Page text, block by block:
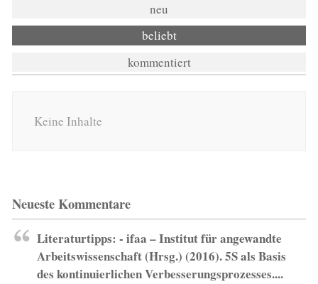
neu
beliebt
kommentiert
Keine Inhalte
Neueste Kommentare
Literaturtipps: - ifaa – Institut für angewandte
Arbeitswissenschaft (Hrsg.) (2016). 5S als Basis
des kontinuierlichen Verbesserungsprozesses....